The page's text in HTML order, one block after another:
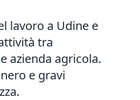
lavoro a Udine e
tra
azienda agricola.
e gravi